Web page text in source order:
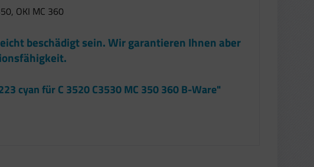
OKI MC 360
beschädigt sein. Wir garantieren Ihnen aber
cyan für C 3520 C3530 MC 350 360 B-Ware"